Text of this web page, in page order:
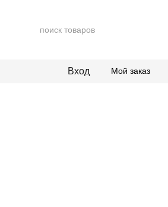
Вход Мой заказ